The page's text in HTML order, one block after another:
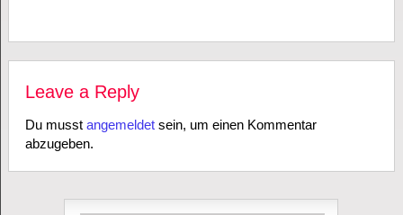
Leave a Reply
Du musst angemeldetsein, um einen Kommentar
abzugeben.